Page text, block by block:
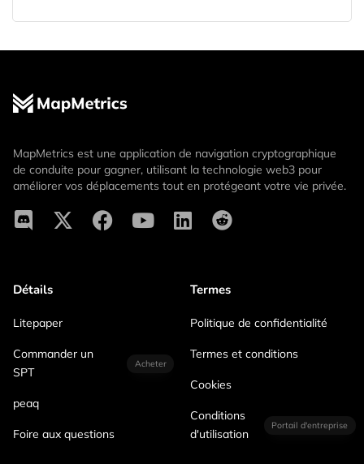
MapMetrics est une application de navigation cryptographique
de conduite pour gagner, utilisant la technologie web3 pour
améliorer vos déplacements tout en protégeant votre vie privée.
Détails
Litepaper
Commander un
SPT
Acheter
peaq
Foire aux questions
Termes
Politique de confidentialité
Termes et conditions
Cookies
Conditions
d'utilisation
Portail d'entreprise